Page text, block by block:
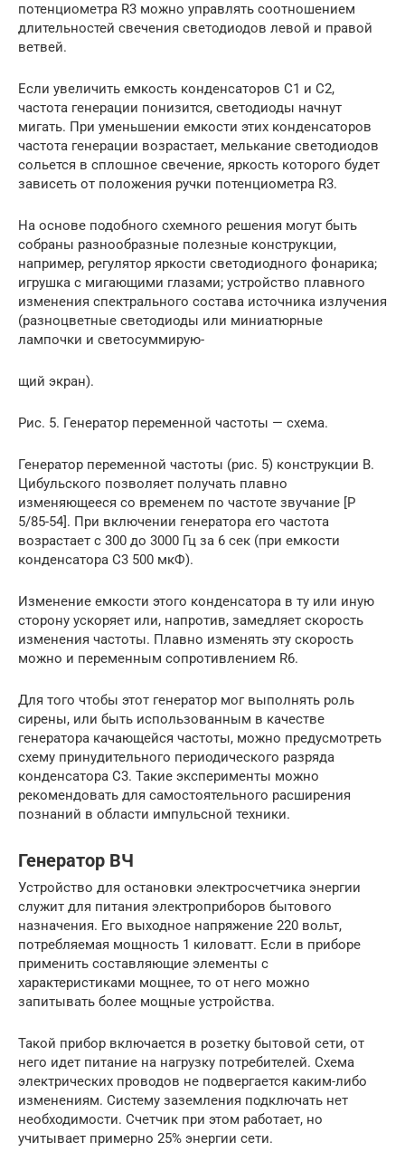
потенциометра R3 можно управлять соотношением
длительностей свечения светодиодов левой и правой
ветвей.
Если увеличить емкость конденсаторов С1 и С2,
частота генерации понизится, светодиоды начнут
мигать. При уменьшении емкости этих конденсаторов
частота генерации возрастает, мелькание светодиодов
сольется в сплошное свечение, яркость которого будет
зависеть от положения ручки потенциометра R3.
На основе подобного схемного решения могут быть
собраны разнообразные полезные конструкции,
например, регулятор яркости светодиодного фонарика;
игрушка с мигающими глазами; устройство плавного
изменения спектрального состава источника излучения
(разноцветные светодиоды или миниатюрные
лампочки и светосуммирую-
щий экран).
Рис. 5. Генератор переменной частоты — схема.
Генератор переменной частоты (рис. 5) конструкции В.
Цибульского позволяет получать плавно
изменяющееся со временем по частоте звучание [Р
5/85-54]. При включении генератора его частота
возрастает с 300 до 3000 Гц за 6 сек (при емкости
конденсатора C3 500 мкФ).
Изменение емкости этого конденсатора в ту или иную
сторону ускоряет или, напротив, замедляет скорость
изменения частоты. Плавно изменять эту скорость
можно и переменным сопротивлением R6.
Для того чтобы этот генератор мог выполнять роль
сирены, или быть использованным в качестве
генератора качающейся частоты, можно предусмотреть
схему принудительного периодического разряда
конденсатора C3. Такие эксперименты можно
рекомендовать для самостоятельного расширения
познаний в области импульсной техники.
Генератор ВЧ
Устройство для остановки электросчетчика энергии
служит для питания электроприборов бытового
назначения. Его выходное напряжение 220 вольт,
потребляемая мощность 1 киловатт. Если в приборе
применить составляющие элементы с
характеристиками мощнее, то от него можно
запитывать более мощные устройства.
Такой прибор включается в розетку бытовой сети, от
него идет питание на нагрузку потребителей. Схема
электрических проводов не подвергается каким-либо
изменениям. Систему заземления подключать нет
необходимости. Счетчик при этом работает, но
учитывает примерно 25% энергии сети.